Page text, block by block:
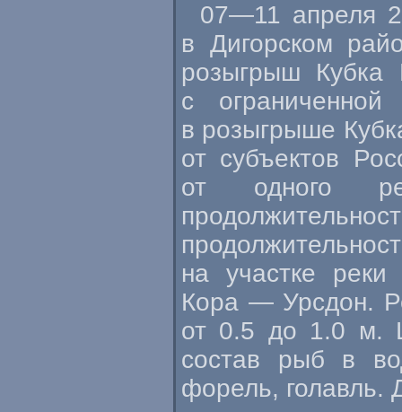
07—11 апреля
в Дигорском
розыгрыш Кубка
с
в розыгрыше
от субъектов
от одного
на участке
Кора — Урсдон.
от 0.5 до 1.0 м.
состав рыб в
форель, голавль.